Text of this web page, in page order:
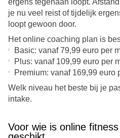
je nu veel reist of tijdelijk
loopt gewoon door.
Het online coaching plan is
Basic: vanaf 79,99 euro per
Plus: vanaf 109,99 euro per
Premium: vanaf 169,99 euro
Welk niveau het beste bij je
intake.
Voor wie is online